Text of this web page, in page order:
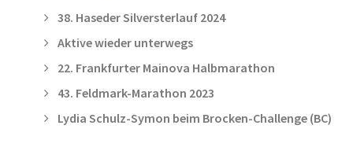
38. Haseder Silversterlauf 2024
Aktive wieder unterwegs
22. Frankfurter Mainova Halbmarathon
43. Feldmark-Marathon 2023
Lydia Schulz-Symon beim Brocken-Challenge (BC)